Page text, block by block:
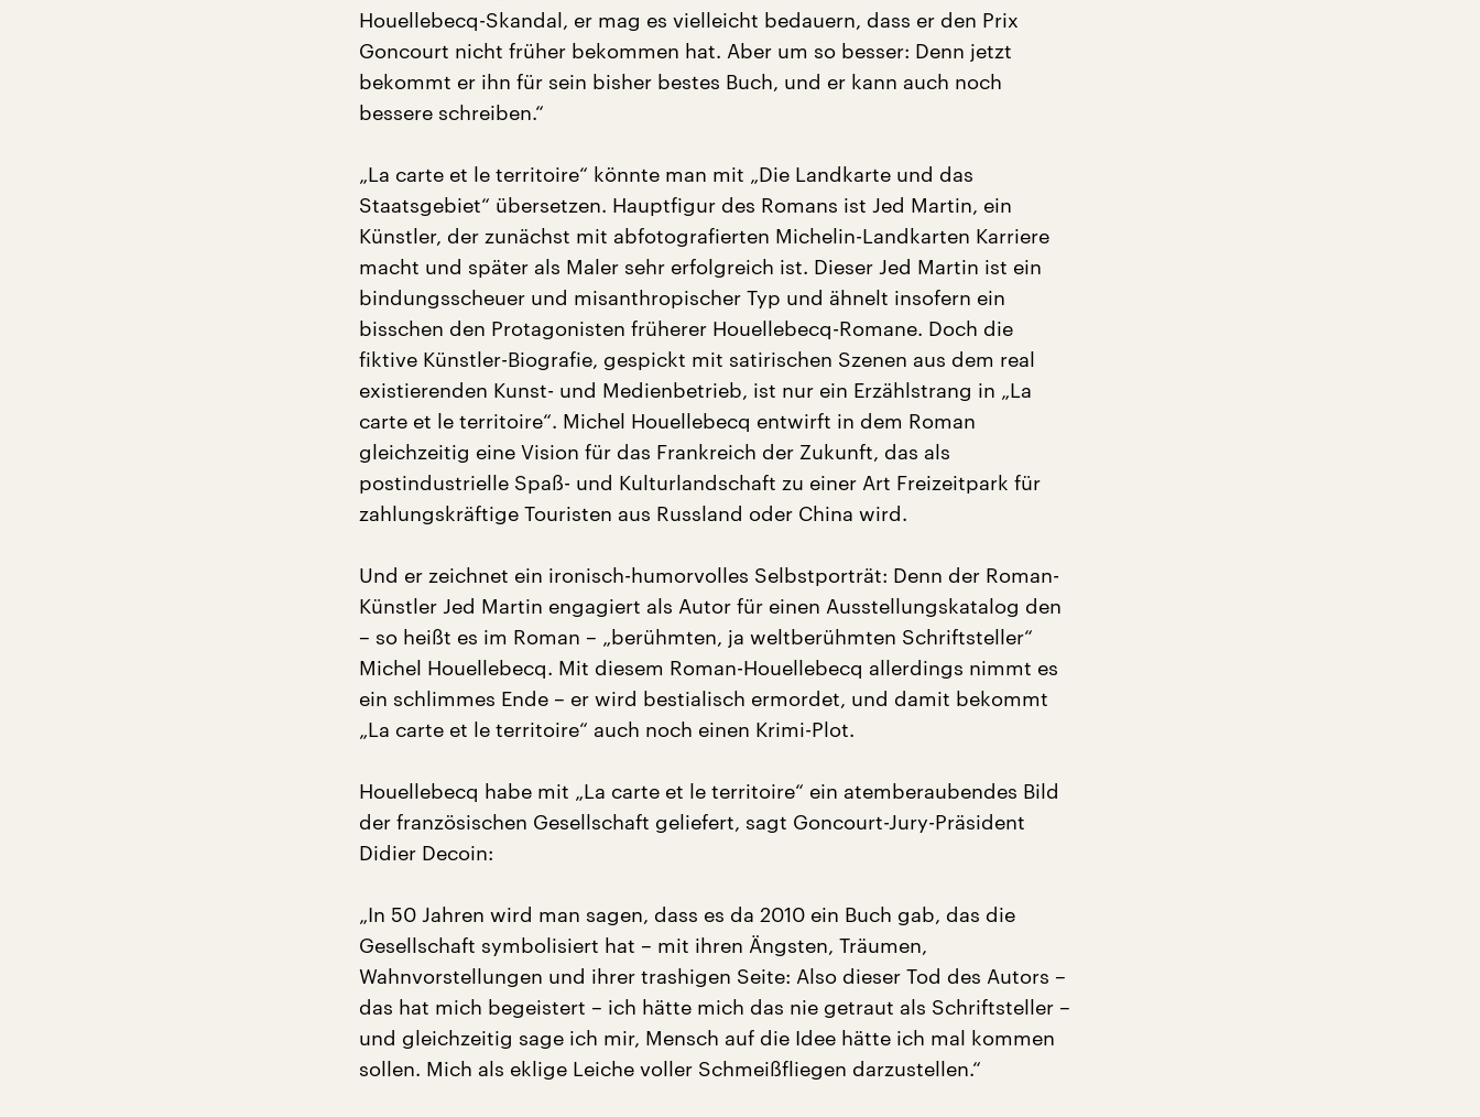
Houellebecq-Skandal, er mag es vielleicht bedauern, dass er den Prix
Goncourt nicht früher bekommen hat. Aber um so besser: Denn jetzt
bekommt er ihn für sein bisher bestes Buch, und er kann auch noch
bessere schreiben.“
„La carte et le territoire“ könnte man mit „Die Landkarte und das
Staatsgebiet“ übersetzen. Hauptfigur des Romans ist Jed Martin, ein
Künstler, der zunächst mit abfotografierten Michelin-Landkarten Karriere
macht und später als Maler sehr erfolgreich ist. Dieser Jed Martin ist ein
bindungsscheuer und misanthropischer Typ und ähnelt insofern ein
bisschen den Protagonisten früherer Houellebecq-Romane. Doch die
fiktive Künstler-Biografie, gespickt mit satirischen Szenen aus dem real
existierenden Kunst- und Medienbetrieb, ist nur ein Erzählstrang in „La
carte et le territoire“. Michel Houellebecq entwirft in dem Roman
gleichzeitig eine Vision für das Frankreich der Zukunft, das als
postindustrielle Spaß- und Kulturlandschaft zu einer Art Freizeitpark für
zahlungskräftige Touristen aus Russland oder China wird.
Und er zeichnet ein ironisch-humorvolles Selbstporträt: Denn der Roman-
Künstler Jed Martin engagiert als Autor für einen Ausstellungskatalog den
– so heißt es im Roman – „berühmten, ja weltberühmten Schriftsteller“
Michel Houellebecq. Mit diesem Roman-Houellebecq allerdings nimmt es
ein schlimmes Ende – er wird bestialisch ermordet, und damit bekommt
„La carte et le territoire“ auch noch einen Krimi-Plot.
Houellebecq habe mit „La carte et le territoire“ ein atemberaubendes Bild
der französischen Gesellschaft geliefert, sagt Goncourt-Jury-Präsident
Didier Decoin:
„In 50 Jahren wird man sagen, dass es da 2010 ein Buch gab, das die
Gesellschaft symbolisiert hat – mit ihren Ängsten, Träumen,
Wahnvorstellungen und ihrer trashigen Seite: Also dieser Tod des Autors –
das hat mich begeistert – ich hätte mich das nie getraut als Schriftsteller –
und gleichzeitig sage ich mir, Mensch auf die Idee hätte ich mal kommen
sollen. Mich als eklige Leiche voller Schmeißfliegen darzustellen.“